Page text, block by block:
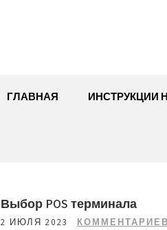
ГЛАВНАЯ ИНСТРУКЦИИ
Выбор POS терминала
2 ИЮЛЯ 2023